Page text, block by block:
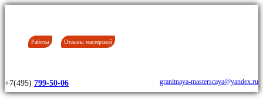
Работы Отзывы мастерской
+7(495) 799-50-06 granitnaya-masterscaya@yandex.ru